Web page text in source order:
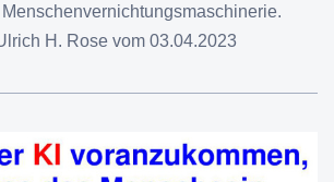
H. Rose vom 03.04.2023